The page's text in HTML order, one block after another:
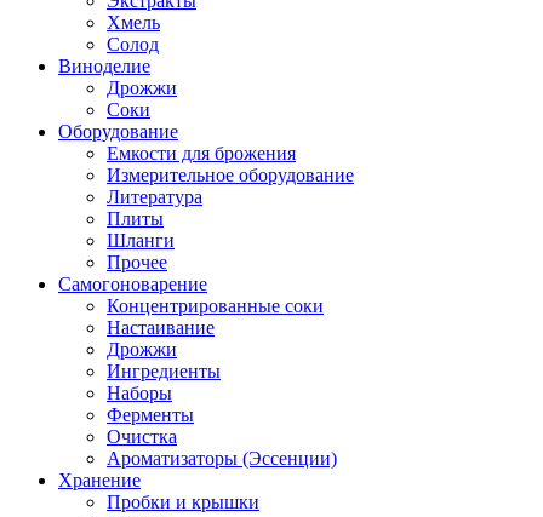
Хмель
Солод
Виноделие
Дрожжи
Соки
Оборудование
Емкости для брожения
Измерительное оборудование
Литература
Плиты
Шланги
Прочее
Самогоноварение
Концентрированные соки
Настаивание
Дрожжи
Ингредиенты
Наборы
Ферменты
Очистка
Ароматизаторы (Эссенции)
Хранение
Пробки и крышки